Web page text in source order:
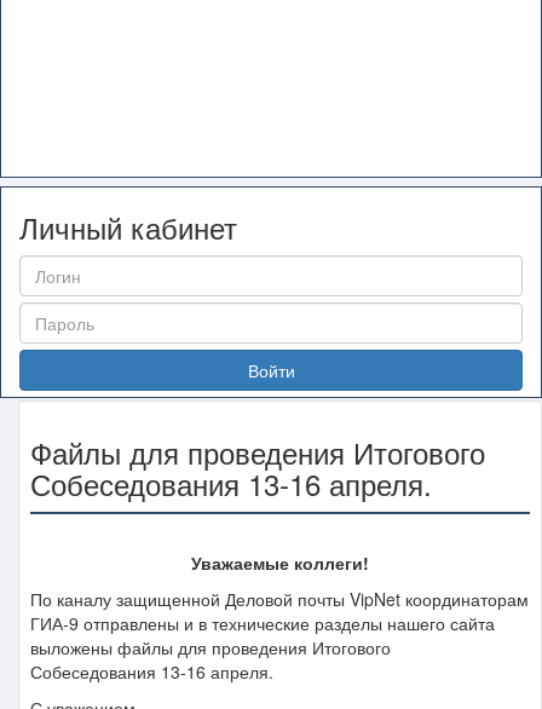
Личный кабинет
Войти
Файлы для проведения Итогового
Собеседования 13-16 апреля.
Уважаемые коллеги!
По каналу защищенной Деловой почты VipNet координаторам
ГИА-9 отправлены и в технические разделы нашего сайта
выложены файлы для проведения Итогового
Собеседования 13-16 апреля.